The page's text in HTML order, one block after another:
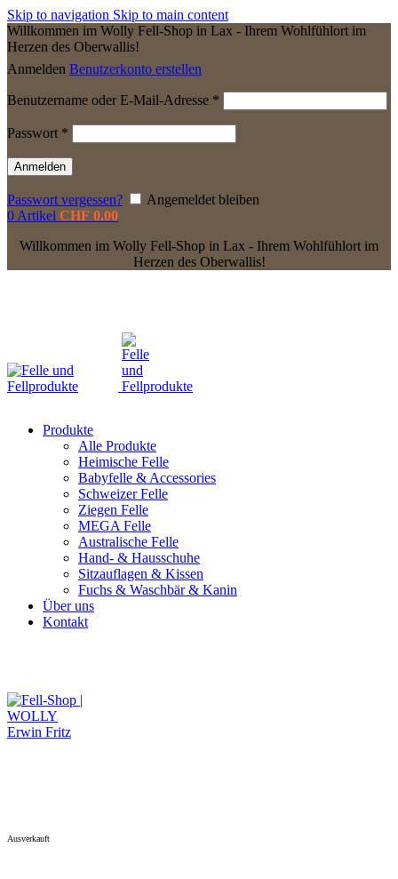
Skip to navigation Skip to main content
Willkommen im Wolly Fell-Shop in Lax - Ihrem Wohlfühlort im
Herzen des Oberwallis!
Anmelden Benutzerkonto erstellen
Benutzername oder E-Mail-Adresse *
Passwort *
Anmelden
Passwort vergessen?
Angemeldet bleiben
0 Artikel CHF 0.00
Willkommen im Wolly Fell-Shop in Lax - Ihrem Wohlfühlort im
Herzen des Oberwallis!
Produkte
Alle Produkte
Heimische Felle
Babyfelle & Accessories
Schweizer Felle
Ziegen Felle
MEGA Felle
Australische Felle
Hand- & Hausschuhe
Sitzauflagen & Kissen
Fuchs & Waschbär & Kanin
Über uns
Kontakt
Ausverkauft